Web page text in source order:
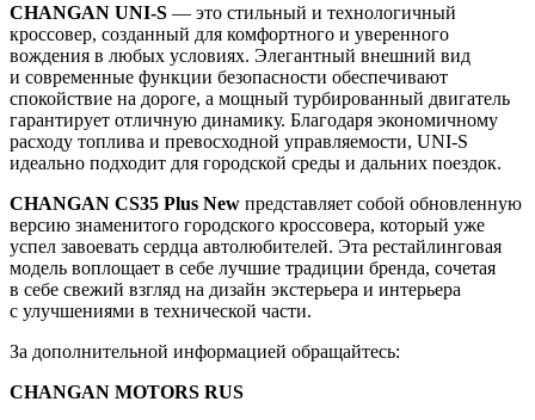
CHANGAN UNI-S — это стильный и технологичный
кроссовер, созданный для комфортного и уверенного
вождения в любых условиях. Элегантный внешний вид
и современные функции безопасности обеспечивают
спокойствие на дороге, а мощный турбированный двигатель
гарантирует отличную динамику. Благодаря экономичному
расходу топлива и превосходной управляемости, UNI-S
идеально подходит для городской среды и дальних поездок.
CHANGAN CS35 Plus New представляет собой обновленную
версию знаменитого городского кроссовера, который уже
успел завоевать сердца автолюбителей. Эта рестайлинговая
модель воплощает в себе лучшие традиции бренда, сочетая
в себе свежий взгляд на дизайн экстерьера и интерьера
с улучшениями в технической части.
За дополнительной информацией обращайтесь:
CHANGAN MOTORS RUS